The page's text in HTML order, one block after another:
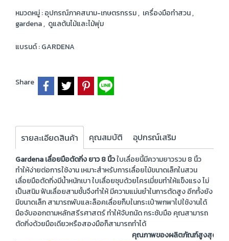
หมวดหมู่ :อุปกรณ์ภาคสนาม-เกษตรกรรม, เครื่องมือทำสวน,
gardena, ดูแลต้นไม้และไม้พุ่ม
แบรนด์ :GARDENA
Share
รายละเอียดสินค้า คุณสมบัติ อุปกรณ์เสริม
Gardena เลื่อยมือตัดกิ่ง ยาว 8 นิ้วใบเลื่อยนี้มีความยาวรวม 8 นิ้ว
ทำให้ง่ายต่อการใช้งาน เหมาะสำหรับการเลื่อยไม้ขนาดเล็กในสวน
เลื่อยมือตัดกิ่งมีน้ำหนักเบา ใบเลื่อยชุบด้วยโครเมี่ยมทำให้แข็งแรง ไม่
เป็นสนิม ฟันเลื่อยสามชั้นจึงทำให้ มีความแม่นยำในการตัดสูง อีกทั้งยัง
มีขนาดเล็ก สามารถพับและล็อคเลื่อยก็บในกระเป๋าพกพาไปใช้งานได้
มือจับออกตามหลักสรีรศาสตร์ ทำให้จับถนัด กระชับมือ คุณสามารถ
ตัดกิ่งด้วยมือเดียวหรือสองมือก็สามารถทำได้
คุณภาพของผลิตภัณฑ์สูงสุด